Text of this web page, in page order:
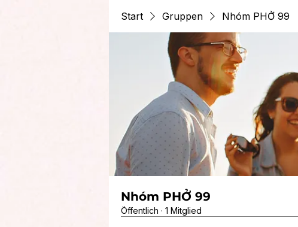
Start Gruppen Nhóm PHỞ 99
Nhóm PHỞ 99
Öffentlich · 1 Mitglied